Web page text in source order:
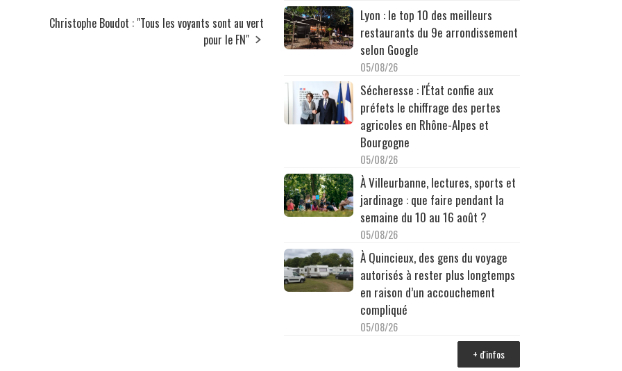
Christophe Boudot : "Tous les voyants sont au vert
pour le FN"
Lyon : le top 10 des meilleurs
restaurants du 9e arrondissement
selon Google
05/08/26
Sécheresse : l'État confie aux
préfets le chiffrage des pertes
agricoles en Rhône-Alpes et
Bourgogne
05/08/26
À Villeurbanne, lectures, sports et
jardinage : que faire pendant la
semaine du 10 au 16 août ?
05/08/26
À Quincieux, des gens du voyage
autorisés à rester plus longtemps
en raison d’un accouchement
compliqué
05/08/26
+ d'infos